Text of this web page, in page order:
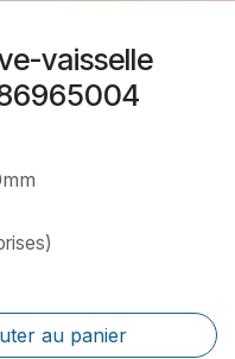
vaisselle
au panier